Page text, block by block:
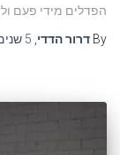
הפדלים מידי פעם
By דרור הדדי, 5 שנים